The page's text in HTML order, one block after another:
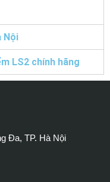
Nội
LS2 chính hãng
Đa, TP. Hà Nội